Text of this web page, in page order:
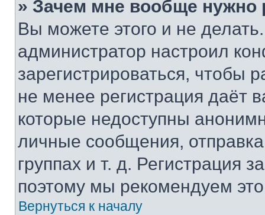
» Зачем мне вообще нужно
Вы можете этого и не
администратор настроил
зарегистрироваться, чтобы
не менее регистрация даёт
которые недоступны
личные сообщения,
группах и т. д. Регистрация
поэтому мы рекомендуем
Вернуться к началу